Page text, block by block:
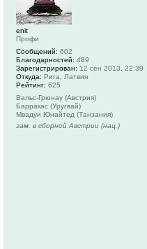
enit
Профи
Сообщений: 602
Благодарностей: 489
Зарегистрирован: 12 сен 2013, 22:39
Откуда: Рига, Латвия
Рейтинг: 625
Вальс-Грюнау (Австрия)
Барракас (Уругвай)
Мвадуи Юнайтед (Танзания)
зам. в сборной Австрии (нац.)